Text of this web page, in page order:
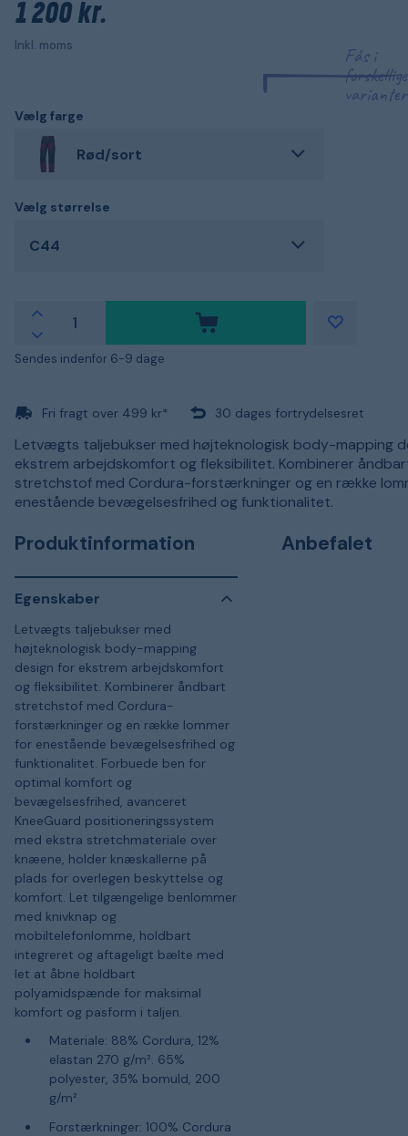
1 200 kr.
Inkl. moms
Fås i
forskellige
varianter
Vælg farge
Rød/sort
Vælg størrelse
C44
Sendes indenfor 6-9 dage
Fri fragt over 499 kr* 30 dages fortrydelsesret
Letvægts taljebukser med højteknologisk body-mapping
ekstrem arbejdskomfort og fleksibilitet. Kombinerer
stretchstof med Cordura-forstærkninger og en række
enestående bevægelsesfrihed og funktionalitet.
Produktinformation
Egenskaber
Letvægts taljebukser med
højteknologisk body-mapping
design for ekstrem arbejdskomfort
og fleksibilitet. Kombinerer åndbart
stretchstof med Cordura-
forstærkninger og en række lommer
for enestående bevægelsesfrihed og
funktionalitet. Forbuede ben for
optimal komfort og
bevægelsesfrihed, avanceret
KneeGuard positioneringssystem
med ekstra stretchmateriale over
knæene, holder knæskallerne på
plads for overlegen beskyttelse og
komfort. Let tilgængelige benlommer
med knivknap og
mobiltelefonlomme, holdbart
integreret og aftageligt bælte med
let at åbne holdbart
polyamidspænde for maksimal
komfort og pasform i taljen.
Materiale: 88% Cordura, 12%
elastan 270 g/m². 65%
polyester, 35% bomuld, 200
g/m²
Forstærkninger: 100% Cordura
Anbefalet